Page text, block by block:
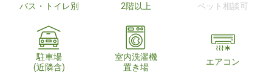
バス・トイレ別 2階以上 ペット相談可
駐車場
(近隣含)
室内洗濯機
置き場
エアコン